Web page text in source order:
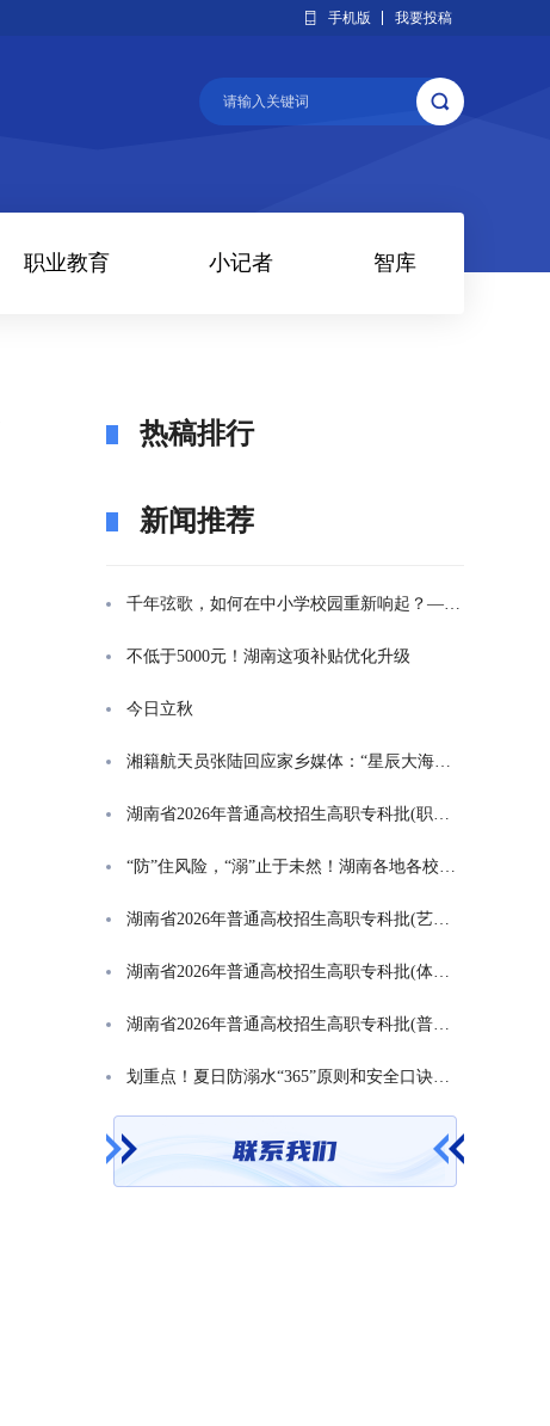
手机版 我要投稿
职业教育 小记者 智库
热稿排行
新闻推荐
千年弦歌，如何在中小学校园重新响起？——湖南首届中小学书院制建设研讨会观察
不低于5000元！湖南这项补贴优化升级
今日立秋
湘籍航天员张陆回应家乡媒体：“星辰大海是一群人的长征”
湖南省2026年普通高校招生高职专科批(职高对口类)第一次投档分数线
“防”住风险，“溺”止于未然！湖南各地各校打响防溺水“保卫战”
湖南省2026年普通高校招生高职专科批(艺术类)第一次投档分数线
湖南省2026年普通高校招生高职专科批(体育类)第一次投档分数线
湖南省2026年普通高校招生高职专科批(普通类)第一次投档分数线
划重点！夏日防溺水“365”原则和安全口诀一起学